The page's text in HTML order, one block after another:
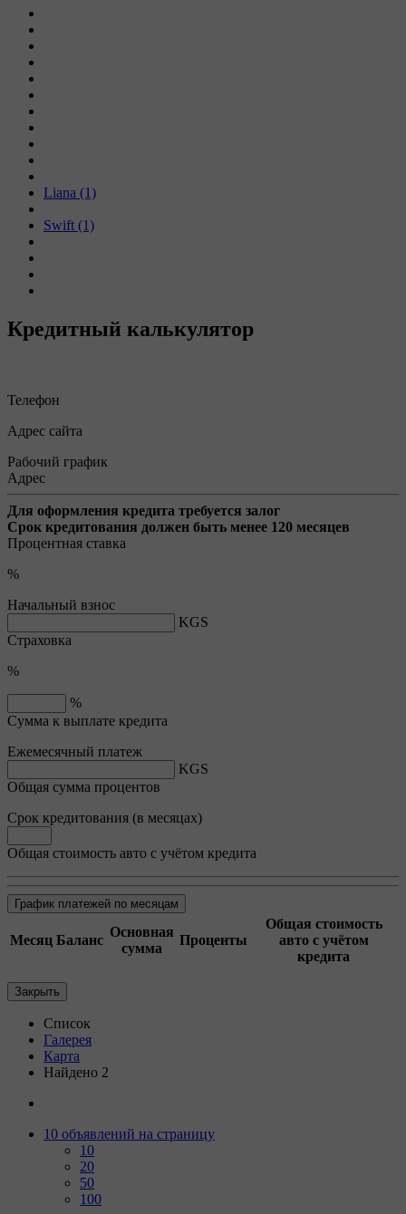
Liana (1)
Swift (1)
Кредитный калькулятор
Телефон
Адрес сайта
Рабочий график
Адрес
Для оформления кредита требуется залог
Срок кредитования должен быть менее 120 месяцев
Процентная ставка
%
Начальный взнос
KGS
Страховка
%
%
Сумма к выплате кредита
Ежемесячный платеж
KGS
Общая сумма процентов
Срок кредитования (в месяцах)
Общая стоимость авто с учётом кредита
График платежей по месяцам
Месяц Баланс
Основная
сумма
Проценты
Общая стоимость
авто с учётом
кредита
Закрыть
Список
Галерея
Карта
Найдено 2
10 объявлений на страницу
10
20
50
100